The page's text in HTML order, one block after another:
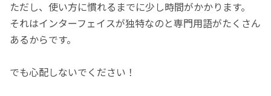
ただし、使い方に慣れるまでに少し時間がかかります。
それはインターフェイスが独特なのと専門用語がたくさん
あるからです。
でも心配しないでください！